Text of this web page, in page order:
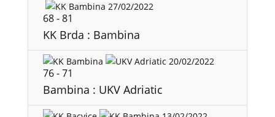
27/02/2022
68-81
KK Brda : Bambina
20/02/2022
76-71
Bambina : UKV Adriatic